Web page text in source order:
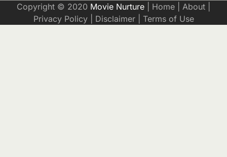
Copyright © 2020 Movie Nurture Home About
Privacy Policy| Disclaimer| Terms of Use